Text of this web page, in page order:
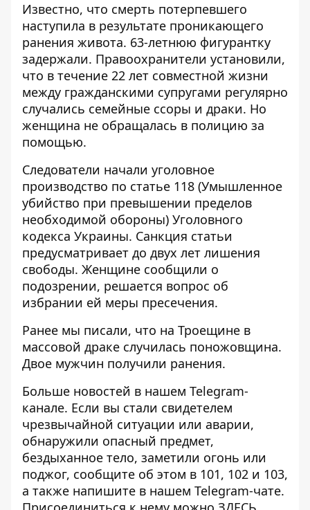
Известно, что смерть потерпевшего
наступила в результате проникающего
ранения живота. 63-летнюю фигурантку
задержали. Правоохранители установили,
что в течение 22 лет совместной жизни
между гражданскими супругами регулярно
случались семейные ссоры и драки. Но
женщина не обращалась в полицию за
помощью.
Следователи начали уголовное
производство по статье 118 (Умышленное
убийство при превышении пределов
необходимой обороны) Уголовного
кодекса Украины. Санкция статьи
предусматривает до двух лет лишения
свободы. Женщине сообщили о
подозрении, решается вопрос об
избрании ей меры пресечения.
Ранее мы писали, что на Троещине в
массовой драке случилась поножовщина.
Двое мужчин получили ранения.
Больше новостей в нашем Telegram-
канале. Если вы стали свидетелем
чрезвычайной ситуации или аварии,
обнаружили опасный предмет,
бездыханное тело, заметили огонь или
поджог, сообщите об этом в 101, 102 и 103,
а также напишите в нашем Telegram-чате.